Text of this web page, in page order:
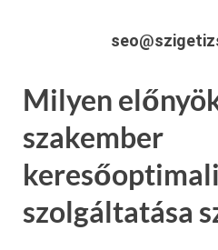
Milyen
szakember
szolgáltatása